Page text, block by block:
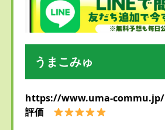
うまこみゅ
https://www.uma-commu.jp/
評価